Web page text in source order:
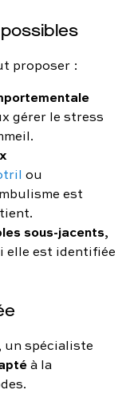
proposer :
gérer le stress
ou
est
sous-jacents,
elle est identifiée
un spécialiste
à la